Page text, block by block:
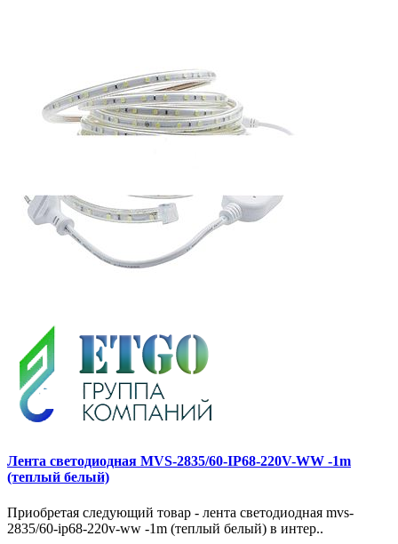
Лента светодиодная MVS-2835/60-IP68-220V-WW -1m
(теплый белый)
Приобретая следующий товар - лента светодиодная mvs-
2835/60-ip68-220v-ww -1m (теплый белый) в интер..